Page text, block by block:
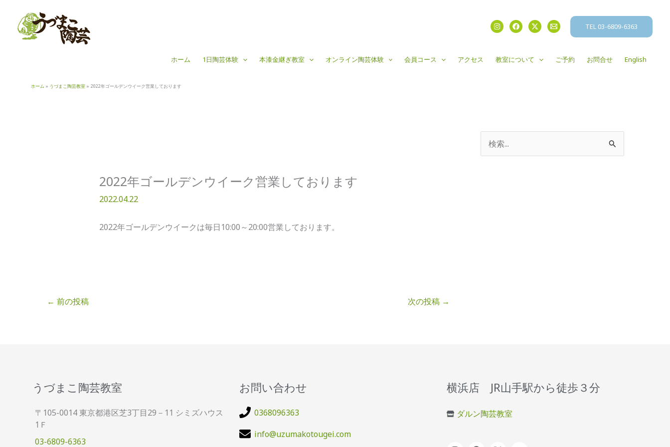
TEL 03-6809-6363
ホーム 1日陶芸体験 本漆金継ぎ教室 オンライン陶芸体験 会員コース アクセス 教室について ご予約 お問合せ English
ホーム うづまこ陶芸教室 2022年ゴールデンウイーク営業しております
2022年ゴールデンウイーク営業しております
2022.04.22
2022年ゴールデンウイークは毎日10:00～20:00営業しております。
← 前の投稿 次の投稿 →
うづまこ陶芸教室
〒105-0014 東京都港区芝3丁目29－11 シミズハウス
1Ｆ
03-6809-6363
お問い合わせ
0368096363
info@uzumakotougei.com
横浜店 JR山手駅から徒歩３分
ダルン陶芸教室